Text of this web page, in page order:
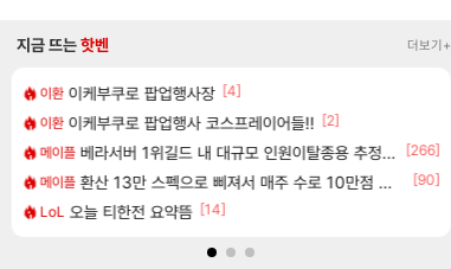
지금 뜨는핫벤 더보기+
이환 이케부쿠로 팝업행사장 [4]
이환 이케부쿠로 팝업행사 코스프레이어들!! [2]
메이플 베라서버 1위길드 내 대규모 인원이탈종용 추정사건
[266]
메이플 환산 13만 스펙으로 삐져서 매주 수로 10만점 치고있으면 ㅋㅋ
[90]
LoL 오늘 티한전 요약뜸 [14]
아스오라 카가미하라 하루 성우 정보 및 주요 필모
비스트 모든 요리/작물 책 획득 위치 공략 (36개) - 미식가 도전과제
섭컬겜 무한대 아난타 유출과 앞으로의 예상 (루머)
PV 라스트 에포크 시즌5 - 서리화신의 분노 티저
해외겜 ‘GTA 6’ 예판 흥행…테이크투 “내부 예상 크게 넘어”